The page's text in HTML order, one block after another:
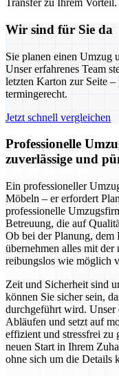
Transfer zu Ihrem Vorteil.
Wir sind für Sie da
Sie planen einen Umzug
Unser erfahrenes Team
letzten Karton zur Seite –
termingerecht.
Jetzt schnell vergleichen
Professionelle
zuverlässige und
Ein professioneller
Möbeln – er erfordert
professionelle
Betreuung, die auf
Ob bei der Planung, dem
übernehmen alles mit
reibungslos wie möglich
Zeit und Sicherheit sind
können Sie sicher sein,
durchgeführt wird. Unser
Abläufen und setzt auf
effizient und stressfrei zu
neuen Start in Ihrem
ohne sich um die Details